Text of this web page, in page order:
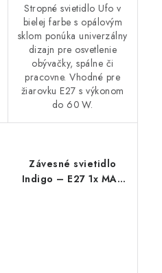
Stropné svietidlo Ufo v
bielej farbe s opálovým
sklom ponúka univerzálny
dizajn pre osvetlenie
obývačky, spálne či
pracovne. Vhodné pre
žiarovku E27 s výkonom
do 60 W.
Závesné svietidlo
Indigo – E27 1x MAX